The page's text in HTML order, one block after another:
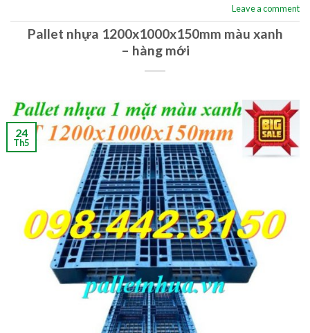
Leave a comment
Pallet nhựa 1200x1000x150mm màu xanh
– hàng mới
24
Th5